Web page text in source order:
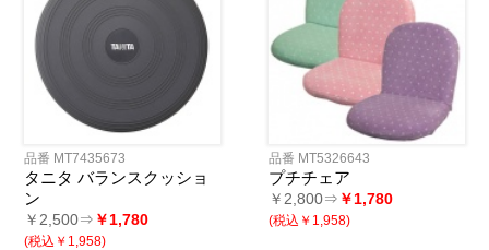
品番 MT7435673
タニタ バランスクッショ
ン
￥2,500⇒ ￥1,780
(税込￥1,958)
品番 MT5326643
プチチェア
￥2,800⇒ ￥1,780
(税込￥1,958)